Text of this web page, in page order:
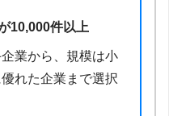
10,000件以上
業から、規模は小
れた企業まで選択